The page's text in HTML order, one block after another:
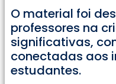
O material foi
professores na
significativas,
conectadas aos
estudantes.